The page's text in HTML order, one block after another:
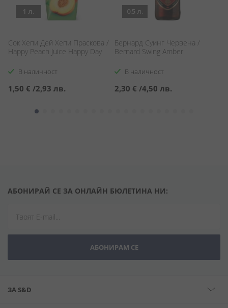
1 л.
Сок Хепи Дей Хепи Праскова /
Happy Peach Juice Happy Day
В наличност
1,50 € /2,93 лв.
0.5 л.
Бернард Суинг Червена /
Bernard Swing Amber
В наличност
2,30 € /4,50 лв.
АБОНИРАЙ СЕ ЗА ОНЛАЙН БЮЛЕТИНА НИ:
АБОНИРАМ СЕ
ЗА S&D